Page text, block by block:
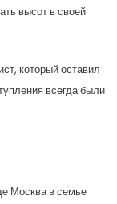
высот в своей
который оставил
всегда были
Москва в семье